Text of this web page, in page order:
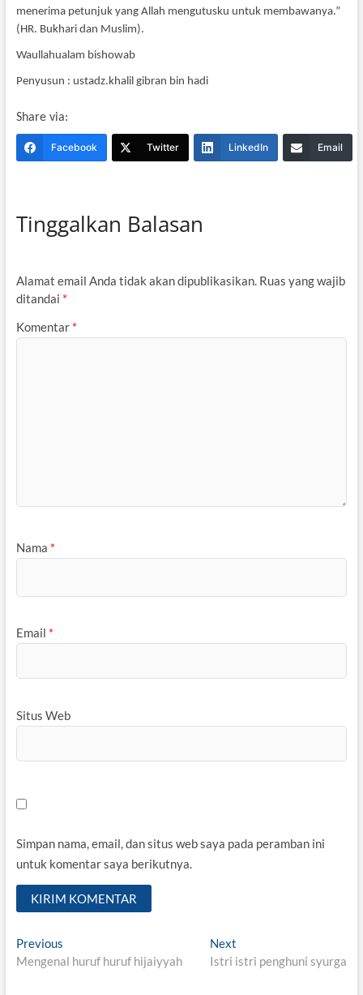
menerima petunjuk yang Allah mengutusku untuk membawanya.”
(HR. Bukhari dan Muslim).
Waullahualam bishowab
Penyusun : ustadz.khalil gibran bin hadi
Share via:
Facebook Twitter LinkedIn Email
Tinggalkan Balasan
Alamat email Anda tidak akan dipublikasikan. Ruas yang wajib
ditandai *
Komentar *
Nama *
Email *
Situs Web
Simpan nama, email, dan situs web saya pada peramban ini
untuk komentar saya berikutnya.
Navigasi
pos
PreviousPrevious
post:
Mengenal huruf huruf hijaiyyah
Next
post:
Istri istri penghuni syurga